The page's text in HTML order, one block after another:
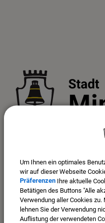
Im Stadtplan anzeigen >>>
Tel. 08261-9915-0
Fax: 08261-9915-870
Mail:
Sicheres Kontaktformular >>>
Um Ihnen ein optimales
wir auf dieser Webseite
Präferenzen Ihre aktuelle
Betätigen des Buttons "Alle
Verwendung aller Cookies
lehnen Sie der Verwendung
Auflistung der verwendeten